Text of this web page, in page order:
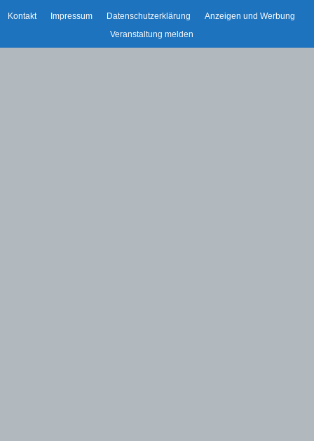
Kontakt Impressum Datenschutzerklärung
Anzeigen und Werbung
Veranstaltung melden